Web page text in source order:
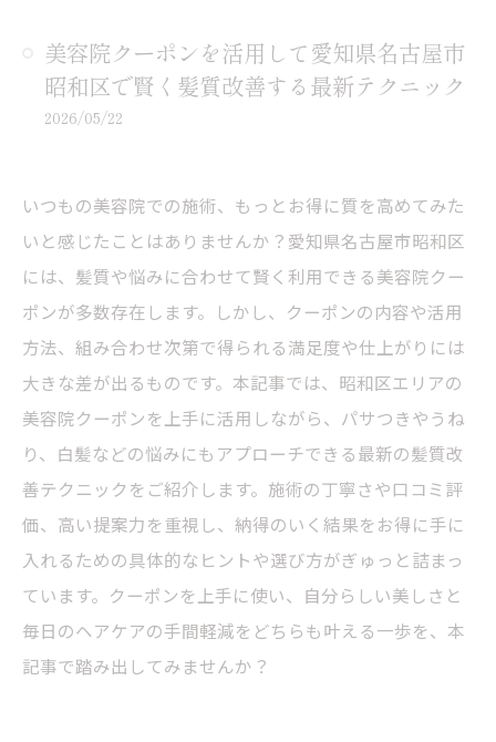
美容院クーポンを活用して愛知県名古屋市
昭和区で賢く髪質改善する最新テクニック
2026/05/22
いつもの美容院での施術、もっとお得に質を高めてみた
いと感じたことはありませんか？愛知県名古屋市昭和区
には、髪質や悩みに合わせて賢く利用できる美容院クー
ポンが多数存在します。しかし、クーポンの内容や活用
方法、組み合わせ次第で得られる満足度や仕上がりには
大きな差が出るものです。本記事では、昭和区エリアの
美容院クーポンを上手に活用しながら、パサつきやうね
り、白髪などの悩みにもアプローチできる最新の髪質改
善テクニックをご紹介します。施術の丁寧さや口コミ評
価、高い提案力を重視し、納得のいく結果をお得に手に
入れるための具体的なヒントや選び方がぎゅっと詰まっ
ています。クーポンを上手に使い、自分らしい美しさと
毎日のヘアケアの手間軽減をどちらも叶える一歩を、本
記事で踏み出してみませんか？